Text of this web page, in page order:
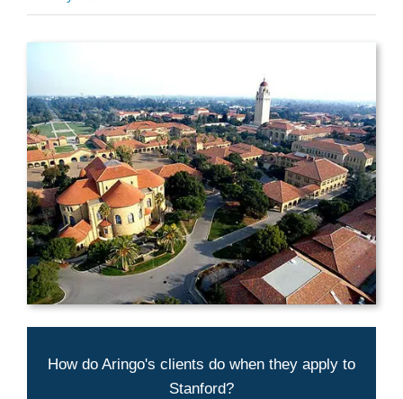
How do Aringo's clients do when they apply to
Stanford?
Aringo's admission rate is 114% higher than
Stanford's average.